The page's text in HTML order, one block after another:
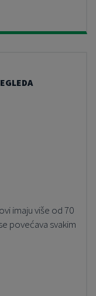
imaju više od 70
povećava svakim